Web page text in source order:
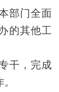
部门全面
的其他工
干 ，完成